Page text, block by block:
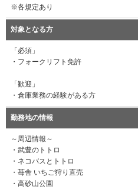
※各規定あり
対象となる方
「必須」
・フォークリフト免許
「歓迎」
・倉庫業務の経験がある方
勤務地の情報
～周辺情報～
・武豊のトトロ
・ネコバスとトトロ
・苺舎 いちご狩り直売
・高砂山公園